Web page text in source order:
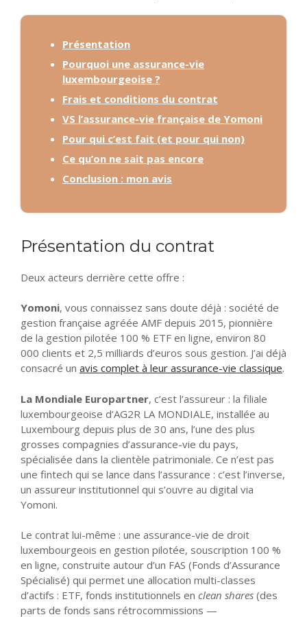
Présentation
Pourquoi une assurance-vie
luxembourgeoise ?
Frais et conditions du contrat
VS l’assurance-vie française de Yomoni
Pour qui c’est fait (et pour qui non)
Ce qu’on ne sait pas encore
Conclusion : mon avis
Présentation du contrat
Deux acteurs derrière cette offre :
Yomoni, vous connaissez sans doute déjà : société de
gestion française agréée AMF depuis 2015, pionnière
de la gestion pilotée 100 % ETF en ligne, environ 80
000 clients et 2,5 milliards d’euros sous gestion. J’ai déjà
consacré un avis complet à leur assurance-vie classique.
La Mondiale Europartner, c’est l’assureur : la filiale
luxembourgeoise d’AG2R LA MONDIALE, installée au
Luxembourg depuis plus de 30 ans, l’une des plus
grosses compagnies d’assurance-vie du pays,
spécialisée dans la clientèle patrimoniale. Ce n’est pas
une fintech qui se lance dans l’assurance : c’est l’inverse,
un assureur institutionnel qui s’ouvre au digital via
Yomoni.
Le contrat lui-même : une assurance-vie de droit
luxembourgeois en gestion pilotée, souscription 100 %
en ligne, construite autour d’un FAS (Fonds d’Assurance
Spécialisé) qui permet une allocation multi-classes
d’actifs : ETF, fonds institutionnels en clean shares (des
parts de fonds sans rétrocommissions —